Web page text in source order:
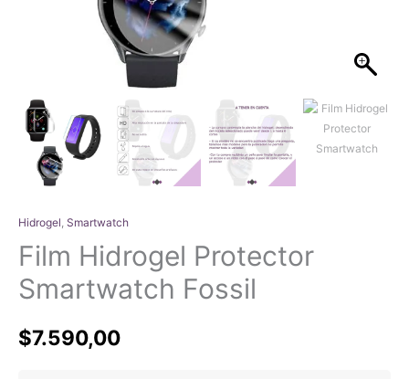
Hidrogel, Smartwatch
Film Hidrogel Protector
Smartwatch Fossil
$7.590,00